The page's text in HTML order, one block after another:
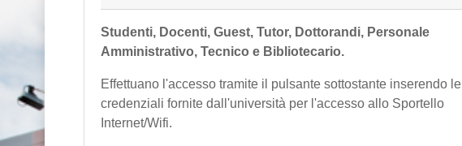
Studenti, Docenti, Guest, Tutor, Dottorandi, Personale
Amministrativo, Tecnico e Bibliotecario.
Effettuano l'accesso tramite il pulsante sottostante inserendo le
credenziali fornite dall'università per l'accesso allo Sportello
Internet/Wifi.